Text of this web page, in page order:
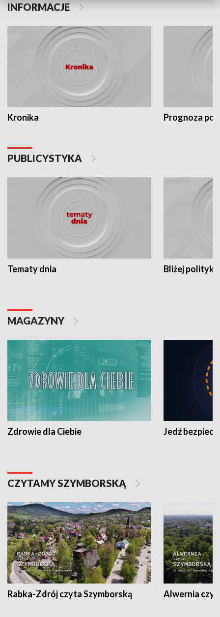
INFORMACJE
Kronika Prognoza
PUBLICYSTYKA
Tematy dnia Bliżej polityki
MAGAZYNY
Zdrowie dla Ciebie Jedź
CZYTAMY SZYMBORSKĄ
Rabka-Zdrój czyta Szymborską Alwernia